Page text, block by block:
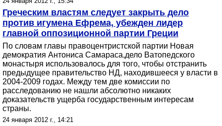
Греческим властям следует закрыть дело
против игумена Ефрема, убежден лидер
главной оппозиционной партии Греции
По словам главы правоцентристской партии Новая
демократия Антониса Самараса,дело Ватопедского
монастыря использовалось для того, чтобы отстранить
предыдущее правительство НД, находившееся у власти в
2004-2009 годах. Между тем две комиссии по
расследованию не нашли абсолютно никаких
доказательств ущерба государственным интересам
страны.
24 января 2012 г., 14:21